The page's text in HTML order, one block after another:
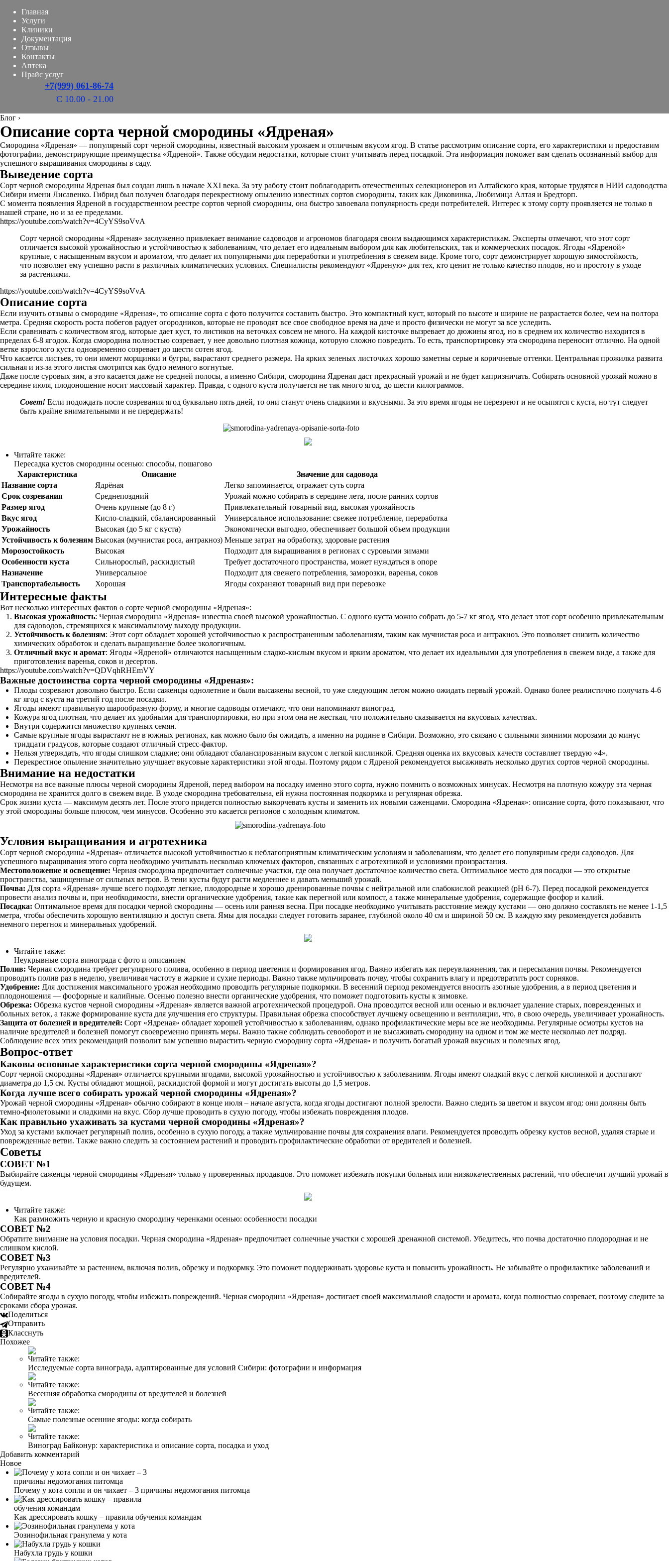
Главная
Услуги
Клиники
Документация
Отзывы
Контакты
Аптека
Прайс услуг
+7(999) 061-86-74
С 10.00 - 21.00
Блог ›
Описание сорта черной смородины «Ядреная»
Смородина «Ядреная» — популярный сорт черной смородины, известный высоким урожаем и отличным вкусом ягод. В статье рассмотрим описание сорта, его характеристики и предоставим
фотографии, демонстрирующие преимущества «Ядреной». Также обсудим недостатки, которые стоит учитывать перед посадкой. Эта информация поможет вам сделать осознанный выбор для
успешного выращивания смородины в саду.
Выведение сорта
Сорт черной смородины Ядреная был создан лишь в начале XXI века. За эту работу стоит поблагодарить отечественных селекционеров из Алтайского края, которые трудятся в НИИ садоводства
Сибири имени Лисавенко. Гибрид был получен благодаря перекрестному опылению известных сортов смородины, таких как Диковинка, Любимица Алтая и Бредторп.
С момента появления Ядреной в государственном реестре сортов черной смородины, она быстро завоевала популярность среди потребителей. Интерес к этому сорту проявляется не только в
нашей стране, но и за ее пределами.
https://youtube.com/watch?v=4CyYS9soVvA
Сорт черной смородины «Ядреная» заслуженно привлекает внимание садоводов и агрономов благодаря своим выдающимся характеристикам. Эксперты отмечают, что этот сорт
отличается высокой урожайностью и устойчивостью к заболеваниям, что делает его идеальным выбором для как любительских, так и коммерческих посадок. Ягоды «Ядреной»
крупные, с насыщенным вкусом и ароматом, что делает их популярными для переработки и употребления в свежем виде. Кроме того, сорт демонстрирует хорошую зимостойкость,
что позволяет ему успешно расти в различных климатических условиях. Специалисты рекомендуют «Ядреную» для тех, кто ценит не только качество плодов, но и простоту в уходе
за растениями.
https://youtube.com/watch?v=4CyYS9soVvA
Описание сорта
Если изучить отзывы о смородине «Ядреная», то описание сорта с фото получится составить быстро. Это компактный куст, который по высоте и ширине не разрастается более, чем на полтора
метра. Средняя скорость роста побегов радует огородников, которые не проводят все свое свободное время на даче и просто физически не могут за все уследить.
Если сравнивать с количеством ягод, которые дает куст, то листиков на веточках совсем не много. На каждой кисточке вызревает до дюжины ягод, но в среднем их количество находится в
пределах 6-8 ягодок. Когда смородина полностью созревает, у нее довольно плотная кожица, которую сложно повредить. То есть, транспортировку эта смородина переносит отлично. На одной
ветке взрослого куста одновременно созревает до шести сотен ягод.
Что касается листьев, то они имеют морщинки и бугры, вырастают среднего размера. На ярких зеленых листочках хорошо заметны серые и коричневые оттенки. Центральная прожилка развита
сильная и из-за этого листья смотрятся как будто немного вогнутые.
Даже после суровых зим, а это касается даже не средней полосы, а именно Сибири, смородина Ядреная даст прекрасный урожай и не будет капризничать. Собирать основной урожай можно в
середине июля, плодоношение носит массовый характер. Правда, с одного куста получается не так много ягод, до шести килограммов.
Совет! Если подождать после созревания ягод буквально пять дней, то они станут очень сладкими и вкусными. За это время ягоды не перезреют и не осыпятся с куста, но тут следует
быть крайне внимательными и не передержать!
Читайте также:
Пересадка кустов смородины осенью: способы, пошагово
Характеристика
Описание
Значение для садовода
Название сорта
Ядрёная
Легко запоминается, отражает суть сорта
Срок созревания
Среднепоздний
Урожай можно собирать в середине лета, после ранних сортов
Размер ягод
Очень крупные (до 8 г)
Привлекательный товарный вид, высокая урожайность
Вкус ягод
Кисло-сладкий, сбалансированный
Универсальное использование: свежее потребление, переработка
Урожайность
Высокая (до 5 кг с куста)
Экономически выгодно, обеспечивает большой объем продукции
Устойчивость к болезням Высокая (мучнистая роса, антракноз) Меньше затрат на обработку, здоровые растения
Морозостойкость
Высокая
Подходит для выращивания в регионах с суровыми зимами
Особенности куста
Сильнорослый, раскидистый
Требует достаточного пространства, может нуждаться в опоре
Назначение
Универсальное
Подходит для свежего потребления, заморозки, варенья, соков
Транспортабельность
Хорошая Ягоды сохраняют товарный вид при перевозке
Интересные факты
Вот несколько интересных фактов о сорте черной смородины «Ядреная»:
Высокая урожайность: Черная смородина «Ядреная» известна своей высокой урожайностью. С одного куста можно собрать до 5-7 кг ягод, что делает этот сорт особенно привлекательным
для садоводов, стремящихся к максимальному выходу продукции.
Устойчивость к болезням: Этот сорт обладает хорошей устойчивостью к распространенным заболеваниям, таким как мучнистая роса и антракноз. Это позволяет снизить количество
химических обработок и сделать выращивание более экологичным.
Отличный вкус и аромат: Ягоды «Ядреной» отличаются насыщенным сладко-кислым вкусом и ярким ароматом, что делает их идеальными для употребления в свежем виде, а также для
приготовления варенья, соков и десертов.
https://youtube.com/watch?v=QDVqhRHEmVY
Важные достоинства сорта черной смородины «Ядреная»:
Плоды созревают довольно быстро. Если саженцы однолетние и были высажены весной, то уже следующим летом можно ожидать первый урожай. Однако более реалистично получать 4-6
кг ягод с куста на третий год после посадки.
Ягоды имеют правильную шарообразную форму, и многие садоводы отмечают, что они напоминают виноград.
Кожура ягод плотная, что делает их удобными для транспортировки, но при этом она не жесткая, что положительно сказывается на вкусовых качествах.
Внутри содержится множество крупных семян.
Самые крупные ягоды вырастают не в южных регионах, как можно было бы ожидать, а именно на родине в Сибири. Возможно, это связано с сильными зимними морозами до минус
тридцати градусов, которые создают отличный стресс-фактор.
Нельзя утверждать, что ягоды слишком сладкие; они обладают сбалансированным вкусом с легкой кислинкой. Средняя оценка их вкусовых качеств составляет твердую «4».
Перекрестное опыление значительно улучшает вкусовые характеристики этой ягоды. Поэтому рядом с Ядреной рекомендуется высаживать несколько других сортов черной смородины.
Внимание на недостатки
Несмотря на все важные плюсы черной смородины Ядреной, перед выбором на посадку именно этого сорта, нужно помнить о возможных минусах. Несмотря на плотную кожуру эта черная
смородина не хранится долго в свежем виде. В уходе смородина требовательна, ей нужна постоянная подкормка и регулярная обрезка.
Срок жизни куста — максимум десять лет. После этого придется полностью выкорчевать кусты и заменить их новыми саженцами. Смородина «Ядреная»: описание сорта, фото показывают, что
у этой смородины больше плюсом, чем минусов. Особенно это касается регионов с холодным климатом.
Условия выращивания и агротехника
Сорт черной смородины «Ядреная» отличается высокой устойчивостью к неблагоприятным климатическим условиям и заболеваниям, что делает его популярным среди садоводов. Для
успешного выращивания этого сорта необходимо учитывать несколько ключевых факторов, связанных с агротехникой и условиями произрастания.
Местоположение и освещение: Черная смородина предпочитает солнечные участки, где она получает достаточное количество света. Оптимальное место для посадки — это открытые
пространства, защищенные от сильных ветров. В тени кусты будут расти медленнее и давать меньший урожай.
Почва: Для сорта «Ядреная» лучше всего подходят легкие, плодородные и хорошо дренированные почвы с нейтральной или слабокислой реакцией (pH 6-7). Перед посадкой рекомендуется
провести анализ почвы и, при необходимости, внести органические удобрения, такие как перегной или компост, а также минеральные удобрения, содержащие фосфор и калий.
Посадка: Оптимальное время для посадки черной смородины — осень или ранняя весна. При посадке необходимо учитывать расстояние между кустами — оно должно составлять не менее 1-1,5
метра, чтобы обеспечить хорошую вентиляцию и доступ света. Ямы для посадки следует готовить заранее, глубиной около 40 см и шириной 50 см. В каждую яму рекомендуется добавить
немного перегноя и минеральных удобрений.
Читайте также:
Неукрывные сорта винограда с фото и описанием
Полив: Черная смородина требует регулярного полива, особенно в период цветения и формирования ягод. Важно избегать как переувлажнения, так и пересыхания почвы. Рекомендуется
проводить полив раз в неделю, увеличивая частоту в жаркие и сухие периоды. Важно также мульчировать почву, чтобы сохранить влагу и предотвратить рост сорняков.
Удобрение: Для достижения максимального урожая необходимо проводить регулярные подкормки. В весенний период рекомендуется вносить азотные удобрения, а в период цветения и
плодоношения — фосфорные и калийные. Осенью полезно внести органические удобрения, что поможет подготовить кусты к зимовке.
Обрезка: Обрезка кустов черной смородины «Ядреная» является важной агротехнической процедурой. Она проводится весной или осенью и включает удаление старых, поврежденных и
больных веток, а также формирование куста для улучшения его структуры. Правильная обрезка способствует лучшему освещению и вентиляции, что, в свою очередь, увеличивает урожайность.
Защита от болезней и вредителей: Сорт «Ядреная» обладает хорошей устойчивостью к заболеваниям, однако профилактические меры все же необходимы. Регулярные осмотры кустов на
наличие вредителей и болезней помогут своевременно принять меры. Важно также соблюдать севооборот и не высаживать смородину на одном и том же месте несколько лет подряд.
Соблюдение всех этих рекомендаций позволит вам успешно вырастить черную смородину сорта «Ядреная» и получить богатый урожай вкусных и полезных ягод.
Вопрос-ответ
Каковы основные характеристики сорта черной смородины «Ядреная»?
Сорт черной смородины «Ядреная» отличается крупными ягодами, высокой урожайностью и устойчивостью к заболеваниям. Ягоды имеют сладкий вкус с легкой кислинкой и достигают
диаметра до 1,5 см. Кусты обладают мощной, раскидистой формой и могут достигать высоты до 1,5 метров.
Когда лучше всего собирать урожай черной смородины «Ядреная»?
Урожай черной смородины «Ядреная» обычно собирают в конце июля – начале августа, когда ягоды достигают полной зрелости. Важно следить за цветом и вкусом ягод: они должны быть
темно-фиолетовыми и сладкими на вкус. Сбор лучше проводить в сухую погоду, чтобы избежать повреждения плодов.
Как правильно ухаживать за кустами черной смородины «Ядреная»?
Уход за кустами включает регулярный полив, особенно в сухую погоду, а также мульчирование почвы для сохранения влаги. Рекомендуется проводить обрезку кустов весной, удаляя старые и
поврежденные ветви. Также важно следить за состоянием растений и проводить профилактические обработки от вредителей и болезней.
Советы
СОВЕТ №1
Выбирайте саженцы черной смородины «Ядреная» только у проверенных продавцов. Это поможет избежать покупки больных или низкокачественных растений, что обеспечит лучший урожай в
будущем.
Читайте также:
Как размножить черную и красную смородину черенками осенью: особенности посадки
СОВЕТ №2
Обратите внимание на условия посадки. Черная смородина «Ядреная» предпочитает солнечные участки с хорошей дренажной системой. Убедитесь, что почва достаточно плодородная и не
слишком кислой.
СОВЕТ №3
Регулярно ухаживайте за растением, включая полив, обрезку и подкормку. Это поможет поддерживать здоровье куста и повысить урожайность. Не забывайте о профилактике заболеваний и
вредителей.
СОВЕТ №4
Собирайте ягоды в сухую погоду, чтобы избежать повреждений. Черная смородина «Ядреная» достигает своей максимальной сладости и аромата, когда полностью созревает, поэтому следите за
сроками сбора урожая.
Поделиться
Отправить
Класснуть
Похожее
Читайте также:
Исследуемые сорта винограда, адаптированные для условий Сибири: фотографии и информация
Читайте также:
Весенняя обработка смородины от вредителей и болезней
Читайте также:
Самые полезные осенние ягоды: когда собирать
Читайте также:
Виноград Байконур: характеристика и описание сорта, посадка и уход
Добавить комментарий
Новое
Почему у кота сопли и он чихает – 3 причины недомогания питомца
Как дрессировать кошку – правила обучения командам
Эозинофильная гранулема у кота
Набухла грудь у кошки